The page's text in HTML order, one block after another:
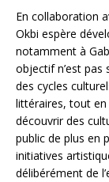
En collaboration
Okbi espère
notamment à
objectif n’est
des cycles
littéraires, tout
découvrir des
public de plus en
initiatives
délibérément de